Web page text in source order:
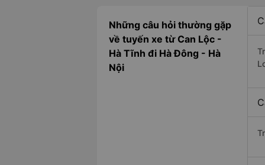
Những câu hỏi thường gặp
về tuyến xe từ Can Lộc -
Hà Tĩnh đi Hà Đông - Hà
Nội